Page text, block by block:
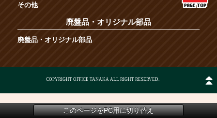
その他
廃盤品・オリジナル部品
廃盤品・オリジナル部品
COPYRIGHT OFFICE TANAKA ALL RIGHT RESERVED.
このページをPC用に切り替え